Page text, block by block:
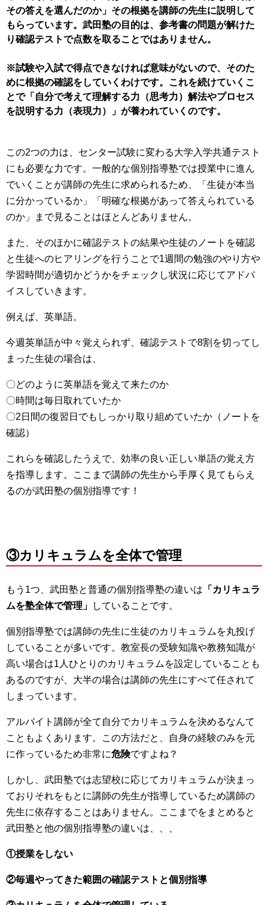
その答えを選んだのか」その根拠を講師の先生に説明して
もらっています。武田塾の目的は、参考書の問題が解けた
り確認テストで点数を取ることではありません。
※試験や入試で得点できなければ意味がないので、そのた
めに根拠の確認をしていくわけです。これを続けていくこ
とで「自分で考えて理解する力（思考力）解法やプロセス
を説明する力（表現力）」が養われていくのです。
この2つの力は、センター試験に変わる大学入学共通テスト
にも必要な力です。一般的な個別指導塾では授業中に進ん
でいくことが講師の先生に求められるため、「生徒が本当
に分かっているか」「明確な根拠があって答えられている
のか」まで見ることはほとんどありません。
また、そのほかに確認テストの結果や生徒のノートを確認
と生徒へのヒアリングを行うことで1週間の勉強のやり方や
学習時間が適切かどうかをチェックし状況に応じてアドバ
イスしていきます。
例えば、英単語。
今週英単語が中々覚えられず、確認テストで8割を切ってし
まった生徒の場合は、
〇どのように英単語を覚えて来たのか
〇時間は毎日取れていたか
〇2日間の復習日でもしっかり取り組めていたか（ノートを
確認）
これらを確認したうえで、効率の良い正しい単語の覚え方
を指導します。ここまで講師の先生から手厚く見てもらえ
るのが武田塾の個別指導です！
③カリキュラムを全体で管理
もう1つ、武田塾と普通の個別指導塾の違いは 「カリキュラ
ムを塾全体で管理」
していることです。
個別指導塾では講師の先生に生徒のカリキュラムを丸投げ
していることが多いです。教室長の受験知識や教務知識が
高い場合は1人ひとりのカリキュラムを設定していることも
あるのですが、大半の場合は講師の先生にすべて任されて
しまっています。
アルバイト講師が全て自分でカリキュラムを決めるなんて
こともよくあります。この方法だと、自身の経験のみを元
に作っているため非常に危険ですよね？
しかし、武田塾では志望校に応じてカリキュラムが決まっ
ておりそれをもとに講師の先生が指導しているため講師の
先生に依存することはありません。ここまでをまとめると
武田塾と他の個別指導塾の違いは、、、
①授業をしない
②毎週やってきた範囲の確認テストと個別指導